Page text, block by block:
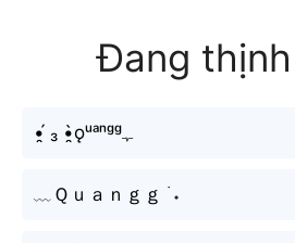
Đang
•̯́ ₃ •̯̀ǫᵘᵃⁿᵍᵍﮩ
﹏Ｑｕａｎｇｇ ࣪ ˖